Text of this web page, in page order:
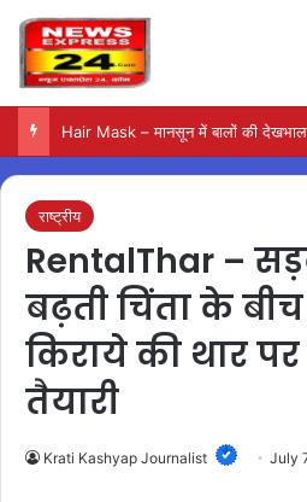
Hair Mask – मानसून में बालों की
राष्ट्रीय
RentalThar –
बढ़ती चिंता के
किराये की थार
तैयारी
Krati Kashyap Journalist July